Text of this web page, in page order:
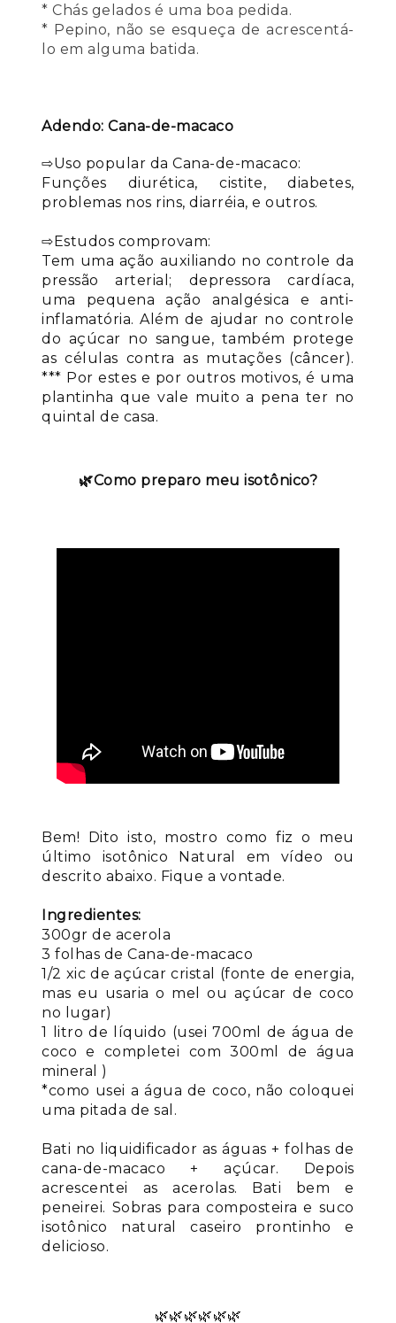
* Chás gelados é uma boa pedida.
* Pepino, não se esqueça de acrescentá-
lo em alguma batida.
Adendo: Cana-de-macaco
⇨Uso popular da Cana-de-macaco:
Funções diurética, cistite, diabetes,
problemas nos rins, diarréia, e outros.
⇨Estudos comprovam:
Tem uma ação auxiliando no controle da
pressão arterial; depressora cardíaca,
uma pequena ação analgésica e anti-
inflamatória. Além de ajudar no controle
do açúcar no sangue, também protege
as células contra as mutações (câncer).
*** Por estes e por outros motivos, é uma
plantinha que vale muito a pena ter no
quintal de casa.
🌿Como preparo meu isotônico?
Bem! Dito isto, mostro como fiz o meu
último isotônico Natural em vídeo ou
descrito abaixo. Fique a vontade.
Ingredientes:
300gr de acerola
3 folhas de Cana-de-macaco
1/2 xic de açúcar cristal (fonte de energia,
mas eu usaria o mel ou açúcar de coco
no lugar)
1 litro de líquido (usei 700ml de água de
coco e completei com 300ml de água
mineral )
*como usei a água de coco, não coloquei
uma pitada de sal.
Bati no liquidificador as águas + folhas de
cana-de-macaco + açúcar. Depois
acrescentei as acerolas. Bati bem e
peneirei. Sobras para composteira e suco
isotônico natural caseiro prontinho e
delicioso.
🌿🌿🌿🌿🌿🌿